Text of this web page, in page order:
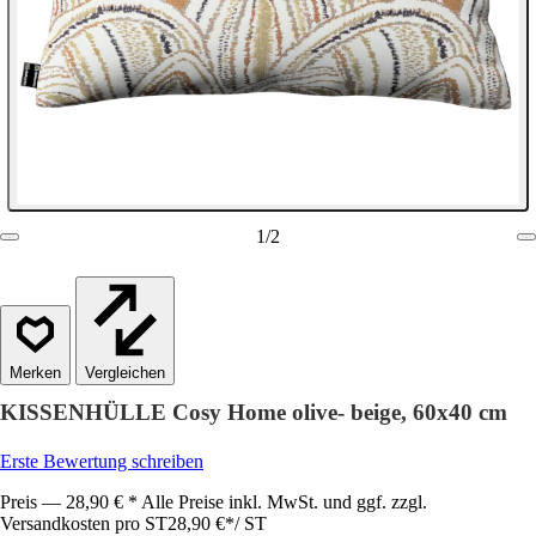
1/2
Vergleichen
KISSENHÜLLE Cosy Home olive- beige, 60x40 cm
Erste Bewertung schreiben
Preis — 28,90 € * Alle Preise inkl. MwSt. und ggf. zzgl.
Versandkosten pro ST28,90 €*/ ST